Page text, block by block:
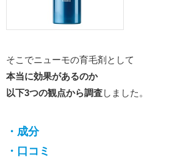
そこでニューモの育毛剤として
本当に効果があるのか
以下3つの観点から調査しました。
・成分
・口コミ